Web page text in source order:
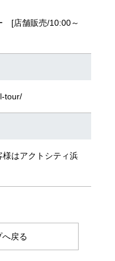
[店舗販売/10:00～
tour/
はアクトシティ浜
へ戻る